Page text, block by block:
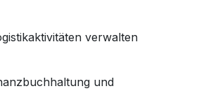
verwalten
und